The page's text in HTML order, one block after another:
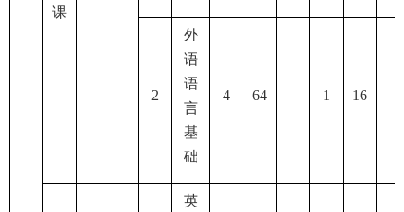
课
2
外
语
语
言
基
础
4 64 1 16
英